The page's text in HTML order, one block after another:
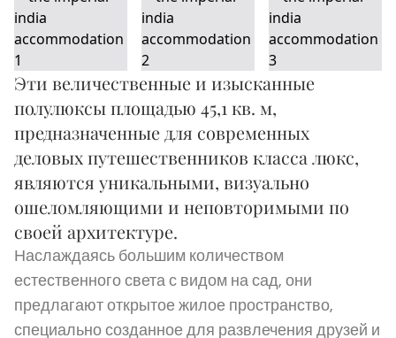
Эти величественные и изысканные
полулюксы площадью 45,1 кв. м,
предназначенные для современных
деловых путешественников класса люкс,
являются уникальными, визуально
ошеломляющими и неповторимыми по
своей архитектуре.
Наслаждаясь большим количеством
естественного света с видом на сад, они
предлагают открытое жилое пространство,
специально созданное для развлечения друзей и